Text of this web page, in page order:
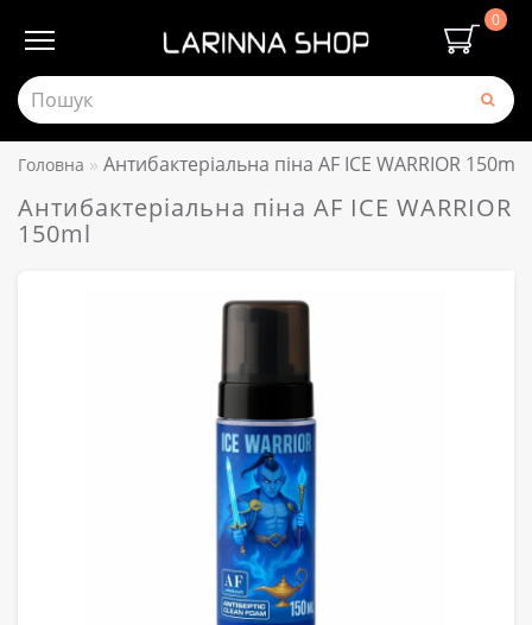
0
Головна Антибактеріальна піна AF ICE WARRIOR 150ml
Антибактеріальна піна AF ICE WARRIOR
150ml